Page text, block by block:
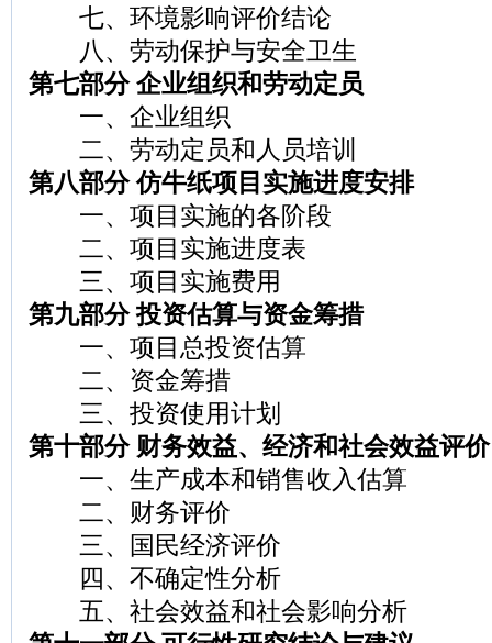
七、环境影响评价结论
八、劳动保护与安全卫生
第七部分 企业组织和劳动定员
一、企业组织
二、劳动定员和人员培训
第八部分 仿牛纸项目实施进度安排
一、项目实施的各阶段
二、项目实施进度表
三、项目实施费用
第九部分 投资估算与资金筹措
一、项目总投资估算
二、资金筹措
三、投资使用计划
第十部分 财务效益、经济和社会效益评价
一、生产成本和销售收入估算
二、财务评价
三、国民经济评价
四、不确定性分析
五、社会效益和社会影响分析